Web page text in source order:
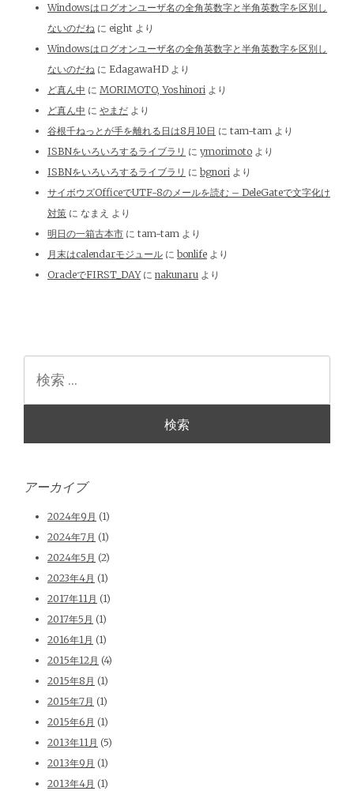
Windowsはログオンユーザ名の全角英数字と半角英数字を区別し
ないのだね に eight より
Windowsはログオンユーザ名の全角英数字と半角英数字を区別し
ないのだね に EdagawaHD より
ど真ん中 に MORIMOTO, Yoshinori より
ど真ん中 に やまだ より
谷根千ねっとが手を離れる日は8月10日 に tam-tam より
ISBNをいろいろするライブラリ に ymorimoto より
ISBNをいろいろするライブラリ に bgnori より
サイボウズOfficeでUTF-8のメールを読む – DeleGateで文字化け
対策 に なまえ より
明日の一箱古本市 に tam-tam より
月末はcalendarモジュール に bonlife より
OracleでFIRST_DAYに nakunaru より
アーカイブ
2024年9月 (1)
2024年7月 (1)
2024年5月 (2)
2023年4月 (1)
2017年11月 (1)
2017年5月 (1)
2016年1月 (1)
2015年12月 (4)
2015年8月 (1)
2015年7月 (1)
2015年6月 (1)
2013年11月 (5)
2013年9月 (1)
2013年4月 (1)